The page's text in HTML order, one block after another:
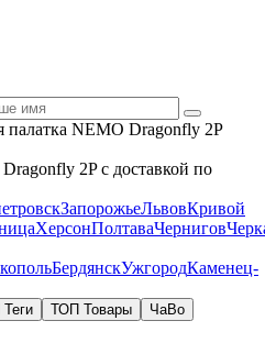
NEMO Dragonfly 2P
2P с доставкой по
ЗапорожьеЛьвовКривой
ХерсонПолтаваЧернигов
БердянскУжгородКаменец-
ТОП Товары
ЧаВо